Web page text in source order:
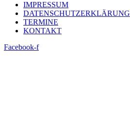
IMPRESSUM
DATENSCHUTZERKLÄRUNG
TERMINE
KONTAKT
Facebook-f